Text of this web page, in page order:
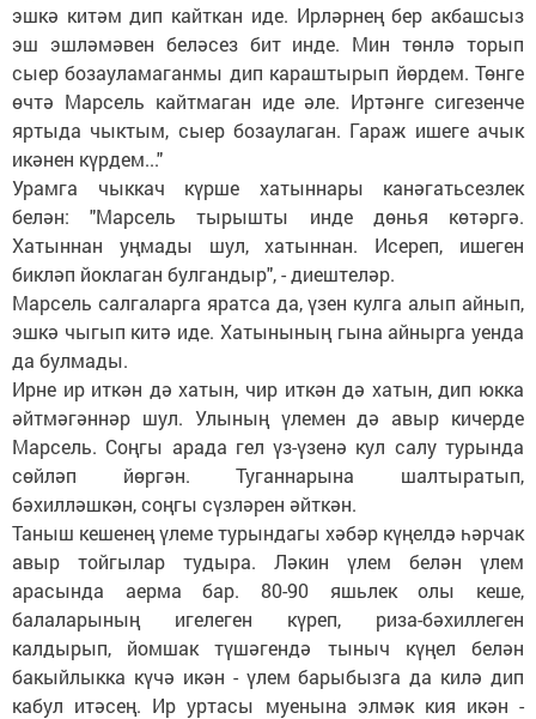
эшкә китәм дип кайткан иде. Ирләрнең бер акбашсыз
эш эшләмәвен беләсез бит инде. Мин төнлә торып
сыер бозауламаганмы дип караштырып йөрдем. Төнге
өчтә Марсель кайтмаган иде әле. Иртәнге сигезенче
яртыда чыктым, сыер бозаулаган. Гараж ишеге ачык
икәнен күрдем..."
Урамга чыккач күрше хатыннары канәгатьсезлек
белән: "Марсель тырышты инде дөнья көтәргә.
Хатыннан уңмады шул, хатыннан. Исереп, ишеген
бикләп йоклаган булгандыр", - диештеләр.
Марсель салгаларга яратса да, үзен кулга алып айнып,
эшкә чыгып китә иде. Хатынының гына айнырга уенда
да булмады.
Ирне ир иткән дә хатын, чир иткән дә хатын, дип юкка
әйтмәгәннәр шул. Улының үлемен дә авыр кичерде
Марсель. Соңгы арада гел үз-үзенә кул салу турында
сөйләп йөргән. Туганнарына шалтыратып,
бәхилләшкән, соңгы сүзләрен әйткән.
Таныш кешенең үлеме турындагы хәбәр күңелдә һәрчак
авыр тойгылар тудыра. Ләкин үлем белән үлем
арасында аерма бар. 80-90 яшьлек олы кеше,
балаларының игелеген күреп, риза-бәхиллеген
калдырып, йомшак түшәгендә тыныч күңел белән
бакыйлыкка күчә икән - үлем барыбызга да килә дип
кабул итәсең. Ир уртасы муенына элмәк кия икән -